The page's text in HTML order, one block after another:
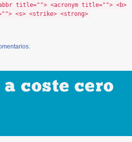
title=""> <acronym title=""> <b>
<s> <strike> <strong>
.